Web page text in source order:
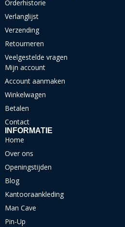
Orderhistorie
Verlanglijst
Verzending
Retourneren
Veelgestelde vragen
Mijn account
Account aanmaken
Winkelwagen
Betalen
Contact
INFORMATIE
Home
Over ons
Openingstijden
Blog
Kantooraankleding
Man Cave
Pin-Up